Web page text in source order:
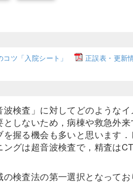
ツ「入院シート」 正誤表・更新
検査」に対してどのような
しないため，病棟や救急外
握る機会も多いと思います
グは超音波検査で，精査は
検査法の第一選択となって